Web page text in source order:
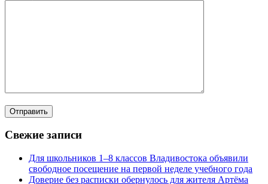
Свежие записи
Для школьников 1–8 классов Владивостока объявили
свободное посещение на первой неделе учебного года
Доверие без расписки обернулось для жителя Артёма